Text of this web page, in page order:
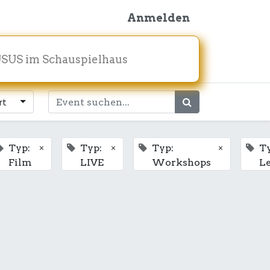
Anmelden
im Schauspielhaus
Typ:
Film
×
Typ:
LIVE
×
Typ:
Workshops
×